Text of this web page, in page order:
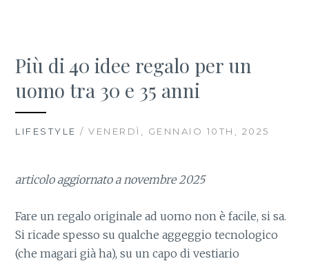
Più di 40 idee regalo per un
uomo tra 30 e 35 anni
LIFESTYLE / VENERDÌ, GENNAIO 10TH, 2025
articolo aggiornato a novembre 2025
Fare un regalo originale ad uomo non è facile, si sa.
Si ricade spesso su qualche aggeggio tecnologico
(che magari già ha), su un capo di vestiario